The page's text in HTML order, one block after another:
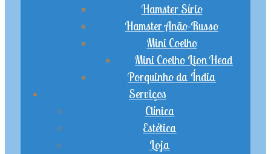
Hamster Sírio
Hamster Anão-Russo
Mini Coelho
Mini Coelho Lion Head
Porquinho da Índia
Serviços
Clínica
Estética
Loja